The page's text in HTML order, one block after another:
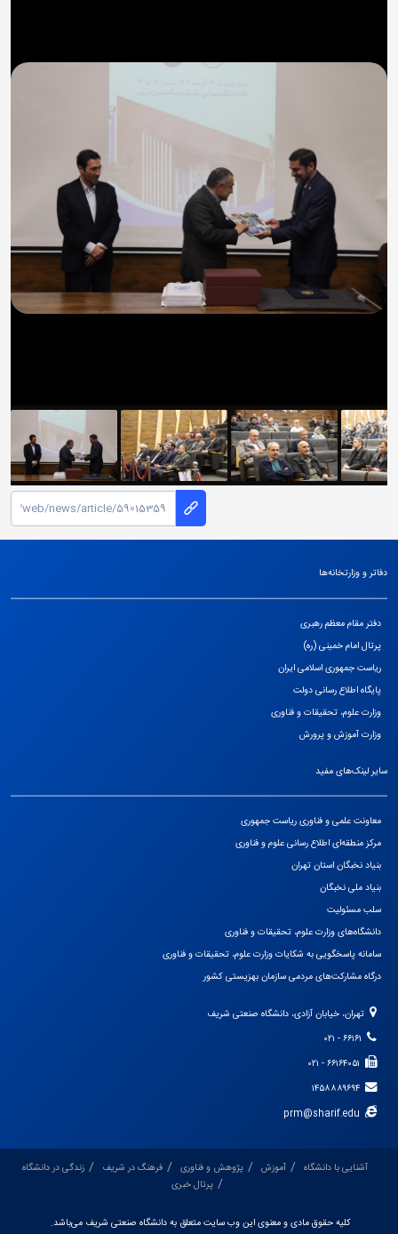
دفاتر و وزارتخانه‌ها
دفتر مقام معظم رهبری
پرتال امام خمینی (ره)
ریاست جمهوری اسلامی ایران
پایگاه اطلاع رسانی دولت
وزارت علوم، تحقیقات و فناوری
وزارت آموزش و پرورش
سایر لینک‌های مفید
معاونت علمی و فناوری ریاست جمهوری
مرکز منطقه‌ای اطلاع رسانی علوم و فناوری
بنیاد نخبگان استان تهران
بنیاد ملی نخبگان
سلب مسئولیت
دانشگاه‌های وزارت علوم، تحقیقات و فناوری
سامانه پاسخگویی به شکایات وزارت علوم، تحقیقات و فناوری
درگاه مشارکت‌های مردمی سازمان بهزیستی کشور
تهران، خیابان آزادی، دانشگاه صنعتی شریف
آشنایی با دانشگاه آموزش پژوهش و فناوری فرهنگ در شریف
زندگی در دانشگاه
پرتال خبری
کلیه حقوق مادی و معنوی این وب سایت متعلق به دانشگاه صنعتی شریف می‌باشد.